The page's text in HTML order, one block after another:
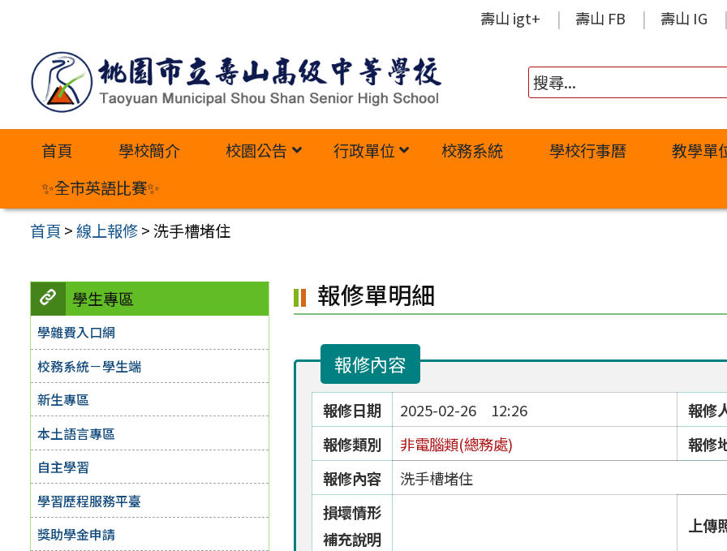
內
壽山 igt+ 壽山 FB 壽山 IG
首頁 學校簡介 校園公告 行政單位 校務系統 學校行事曆
教學單
✨全市英語比賽✨
首頁 >線上報修>洗手槽堵住
學生專區
學雜費入口網
校務系統－學生端
新生專區
本土語言專區
自主學習
學習歷程服務平臺
獎助學金申請
報修單明細
報修內容
報修日期 2025-02-26 12:26
報修
報修類別
非電腦類(總務處)
報修
報修內容
洗手槽堵住
損壞情形
補充說明
上傳